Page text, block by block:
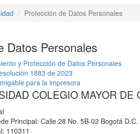
Protección de Datos Personales
Datos Personales
y Protección de Datos Personales
1883 de 2023
COLEGIO MAYOR DE
Principal: Calle 28 No. 5B-02 Bogotá
110311